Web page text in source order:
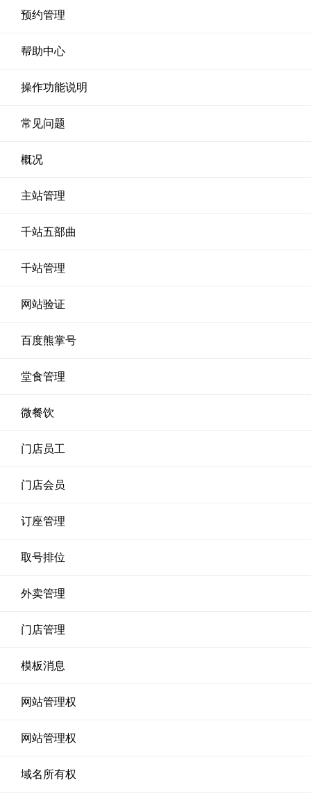
预约管理
帮助中心
操作功能说明
常见问题
概况
主站管理
千站五部曲
千站管理
网站验证
百度熊掌号
堂食管理
微餐饮
门店员工
门店会员
订座管理
取号排位
外卖管理
门店管理
模板消息
网站管理权
网站管理权
域名所有权